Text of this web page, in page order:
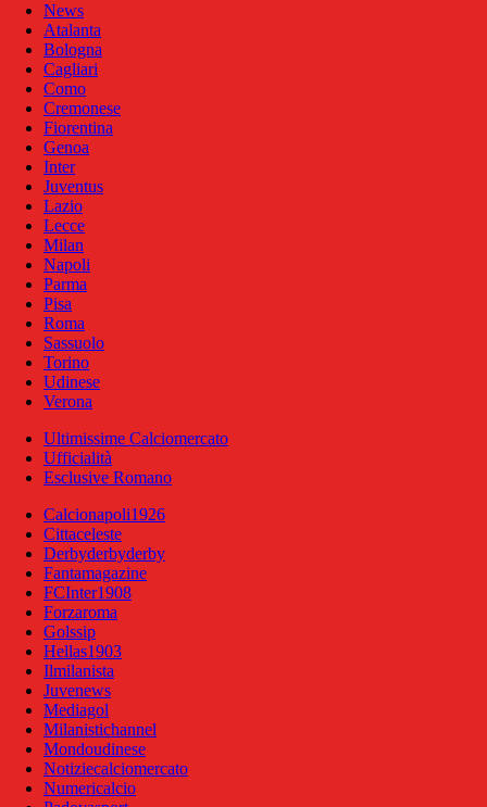
News
Atalanta
Bologna
Cagliari
Como
Cremonese
Fiorentina
Genoa
Inter
Juventus
Lazio
Lecce
Milan
Napoli
Parma
Pisa
Roma
Sassuolo
Torino
Udinese
Verona
Ultimissime Calciomercato
Ufficialità
Esclusive Romano
Calcionapoli1926
Cittaceleste
Derbyderbyderby
Fantamagazine
FCInter1908
Forzaroma
Golssip
Hellas1903
Ilmilanista
Juvenews
Mediagol
Milanistichannel
Mondoudinese
Notiziecalciomercato
Numericalcio